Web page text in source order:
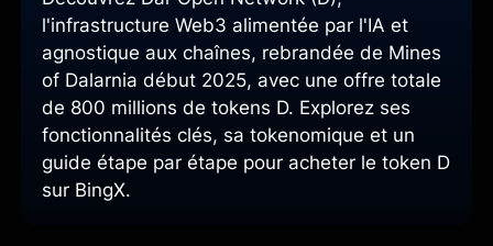
l'infrastructure Web3 alimentée par l'IA et
agnostique aux chaînes, rebrandée de Mines
of Dalarnia début 2025, avec une offre totale
de 800 millions de tokens D. Explorez ses
fonctionnalités clés, sa tokenomique et un
guide étape par étape pour acheter le token D
sur BingX.